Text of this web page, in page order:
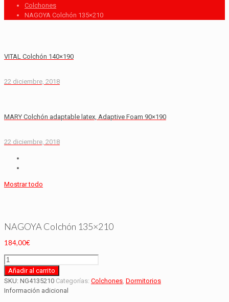
Colchones
NAGOYA Colchón 135×210
VITAL Colchón 140×190
22 diciembre, 2018
MARY Colchón adaptable latex, Adaptive Foam 90×190
22 diciembre, 2018
Mostrar todo
NAGOYA Colchón 135×210
184,00€
NAGOYA
Colchón
135x210
cantidad
Añadir al carrito
SKU: NG4135210 Categorías: Colchones Dormitorios
Información adicional